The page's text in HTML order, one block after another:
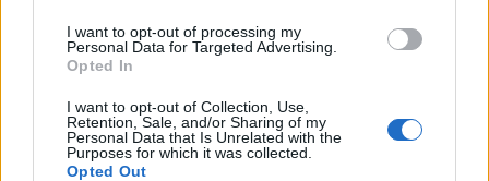
I want to opt-out of processing my
Personal Data for Targeted Advertising.
Opted In
I want to opt-out of Collection, Use,
Retention, Sale, and/or Sharing of my
Personal Data that Is Unrelated with the
Purposes for which it was collected.
Opted Out
Ami sok, az sok! — Dzsihád apologéták
az ENSZ szolgálatában